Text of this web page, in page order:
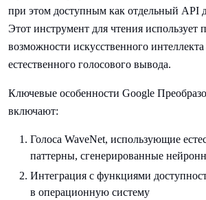
при этом доступным как отдельный API
Этот инструмент для чтения использует
возможности искусственного
естественного голосового вывода.
Ключевые особенности Google
включают:
Голоса WaveNet, использующие
паттерны, сгенерированные
Интеграция с функциями
в операционную систему